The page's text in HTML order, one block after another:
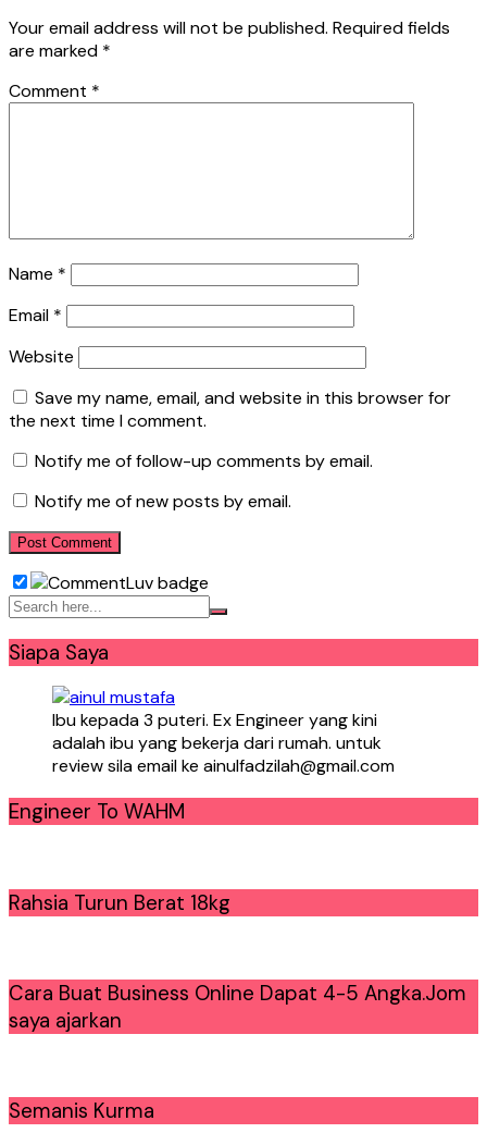
Your email address will not be published. Required fields
are marked *
Comment *
Name *
Email *
Website
Save my name, email, and website in this browser for
the next time I comment.
Notify me of follow-up comments by email.
Notify me of new posts by email.
Siapa Saya
Ibu kepada 3 puteri. Ex Engineer yang kini
adalah ibu yang bekerja dari rumah. untuk
review sila email ke ainulfadzilah@gmail.com
Engineer To WAHM
Rahsia Turun Berat 18kg
Cara Buat Business Online Dapat 4-5 Angka.Jom
saya ajarkan
Semanis Kurma